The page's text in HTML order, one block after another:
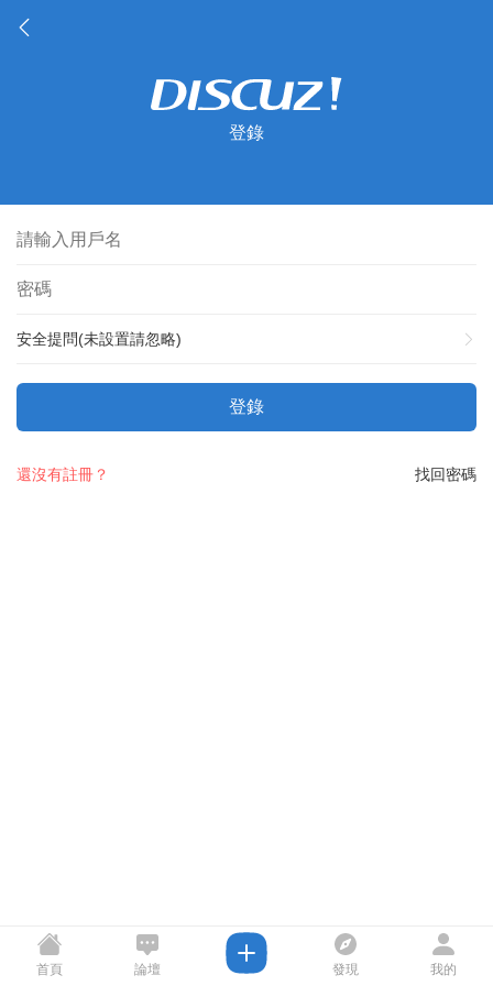
登錄
安全提問(未設置請忽略)
登錄
找回密碼
還沒有註冊？
首頁 論壇 發現 我的